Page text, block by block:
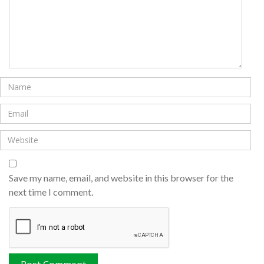
Save my name, email, and website in this browser for the
next time I comment.